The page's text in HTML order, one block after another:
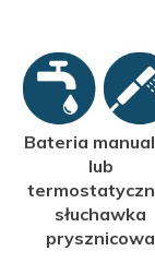
Bateria
lub
słuchawka
prysznicowa